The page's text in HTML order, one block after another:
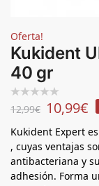
Oferta!
Kukident
40 gr
12,99€ 10,99€
Kukident Expert
, cuyas ventajas
antibacteriana y
adhesión. Forma